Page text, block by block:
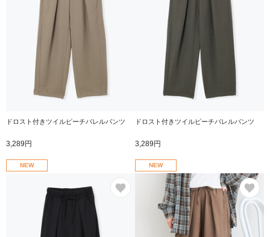
ドロスト付きツイルピーチバレルパンツ
3,289円
ドロスト付きツイルピーチバレルパンツ
3,289円
NEW
お気に入り
NEW